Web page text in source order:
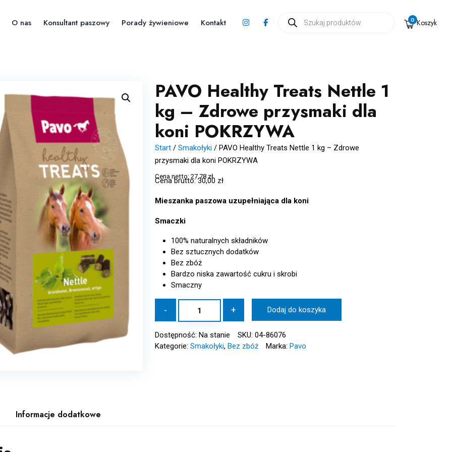
O nas Konsultant paszowy Porady żywieniowe Kontakt
produktów
0 Koszyk
PAVO Healthy Treats Nettle 1
kg – Zdrowe przysmaki dla
koni POKRZYWA
Start /Smakołyki /PAVO Healthy Treats Nettle 1 kg – Zdrowe
przysmaki dla koni POKRZYWA
Cena netto:27,78 zł
Cena brutto:30,00 zł
Mieszanka paszowa uzupełniająca dla koni
Smaczki
100% naturalnych składników
Bez sztucznych dodatków
Bez zbóż
Bardzo niska zawartość cukru i skrobi
Smaczny
-
Treats
Nettle
+ Dodaj do koszyka
Dostępność:Na stanie SKU:04-86076
Kategorie:Smakołyki,Bez zbóż Marka:Pavo
Informacje dodatkowe